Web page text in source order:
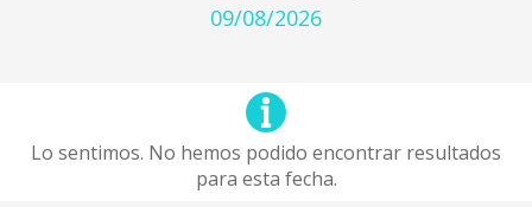
09/08/2026
Lo sentimos. No hemos podido encontrar resultados
para esta fecha.